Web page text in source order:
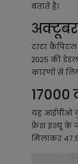
बताते है।
अक्टूबर
टाटा
2025 की
कारणों से
यह आईपीओ
फ्रेश इश्यू के
मिलाकर